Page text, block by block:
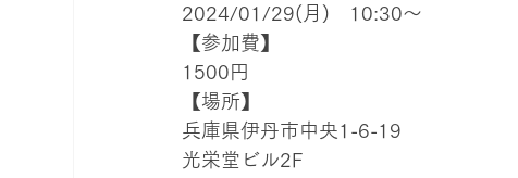
2024/01/29(月)　10:30〜
【参加費】
1500円
【場所】
兵庫県伊丹市中央1-6-19
光栄堂ビル2F